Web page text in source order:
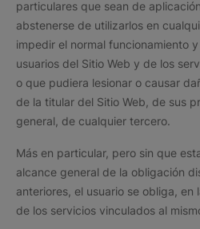
particulares que sean de
abstenerse de utilizarlos en
impedir el normal funcionamiento
usuarios del Sitio Web y de los
o que pudiera lesionar o causar
de la titular del Sitio Web, de sus
general, de cualquier tercero.
Más en particular, pero sin que
alcance general de la obligación
anteriores, el usuario se obliga, en
de los servicios vinculados al